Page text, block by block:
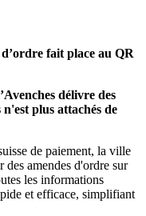
fait place au QR
délivre des
plus attachés de
de paiement, la ville
amendes d'ordre sur
les informations
et efficace, simplifiant